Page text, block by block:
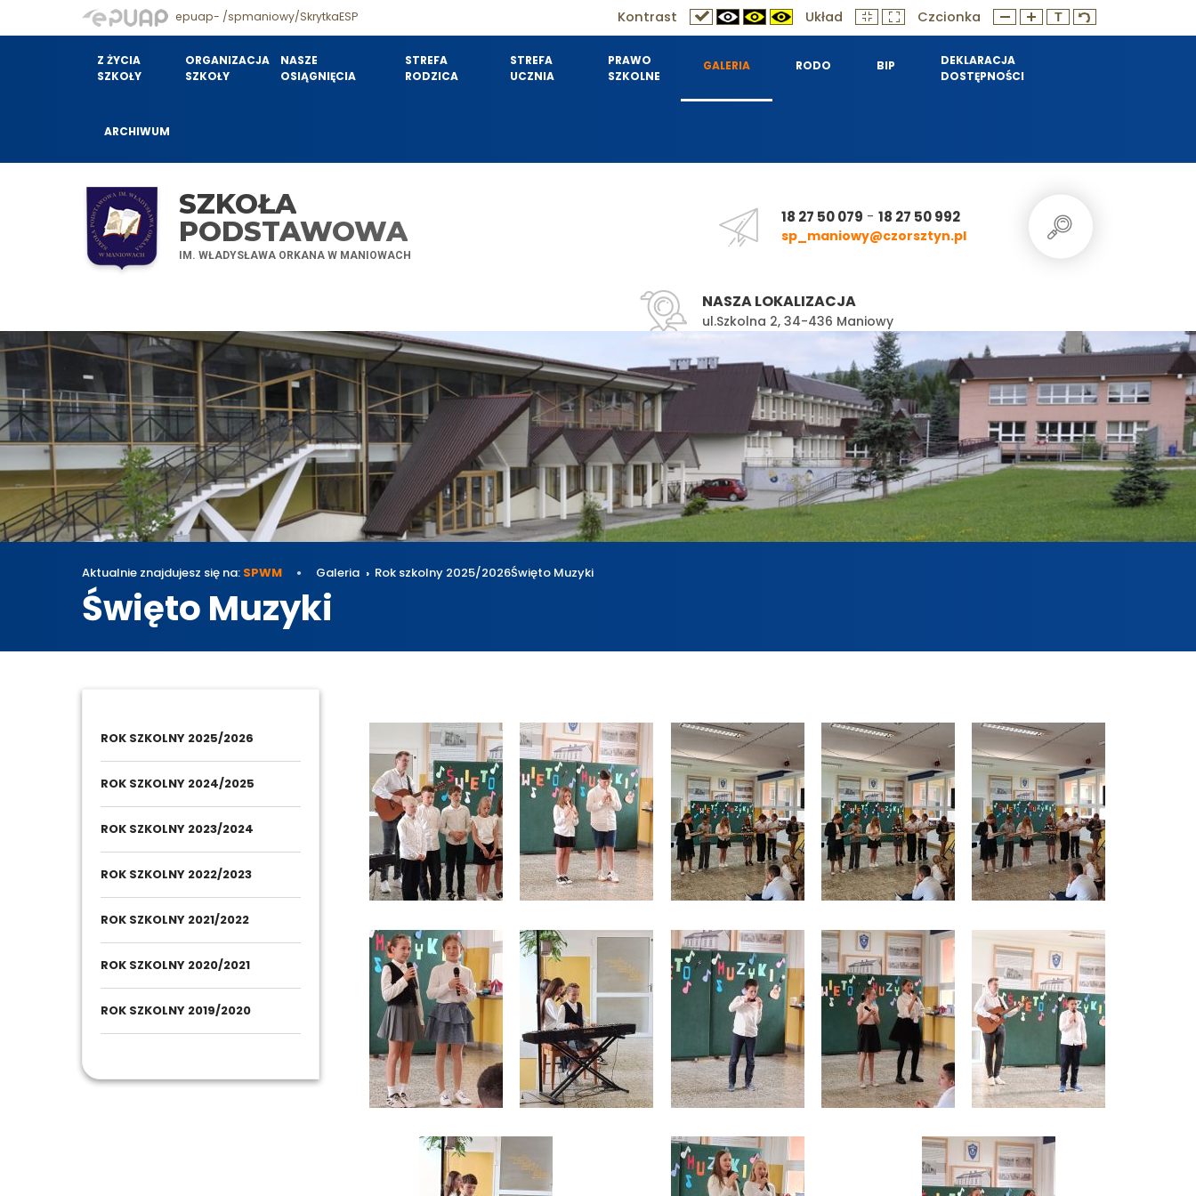
epuap- /spmaniowy/SkrytkaESP Kontrast Układ Czcionka
Z ŻYCIA
SZKOŁY
ORGANIZACJA
SZKOŁY
NASZE
OSIĄGNIĘCIA
STREFA
RODZICA
STREFA
UCZNIA
PRAWO
SZKOLNE
GALERIA RODO BIP
DEKLARACJA
DOSTĘPNOŚCI
ARCHIWUM
SZKOŁA
PODSTAWOWA
IM. WŁADYSŁAWA ORKANA W MANIOWACH
18 27 50 079 - 18 27 50 992
sp_maniowy@czorsztyn.pl
NASZA LOKALIZACJA
ul.Szkolna 2, 34-436 Maniowy
Aktualnie znajdujesz się na: SPWM Galeria Rok szkolny 2025/2026Święto Muzyki
Święto Muzyki
ROK SZKOLNY 2025/2026
ROK SZKOLNY 2024/2025
ROK SZKOLNY 2023/2024
ROK SZKOLNY 2022/2023
ROK SZKOLNY 2021/2022
ROK SZKOLNY 2020/2021
ROK SZKOLNY 2019/2020